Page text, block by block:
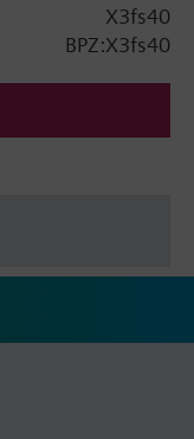
X3fs40
BPZ:X3fs40